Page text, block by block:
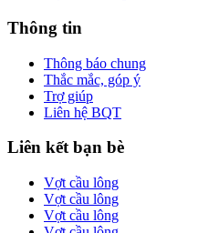
Thông tin
Thông báo chung
Thắc mắc, góp ý
Trợ giúp
Liên hệ BQT
Liên kết bạn bè
Vợt cầu lông
Vợt cầu lông
Vợt cầu lông